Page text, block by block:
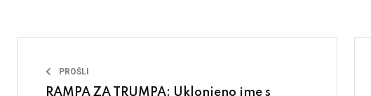
PROŠLI
RAMPA ZA TRUMPA: Uklonjeno ime s